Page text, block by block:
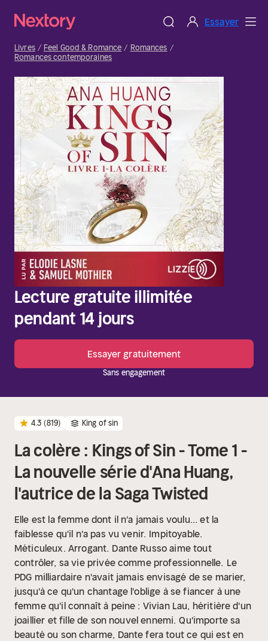
Essayer
Livres Feel Good & Romance
Romances
Romances contemporaines
Lecture gratuite illimitée
pendant 14 jours
Essayer gratuitement
Sans engagement
4.3 (819) King of sin
La colère : Kings of Sin - Tome 1 -
La nouvelle série d'Ana Huang,
l'autrice de la Saga Twisted
Elle est la femme dont il n'a jamais voulu... et la
faiblesse qu'il n'a pas vu venir. Impitoyable.
Méticuleux. Arrogant. Dante Russo aime tout
contrôler, sa vie privée comme professionnelle. Le
PDG milliardaire n'avait jamais envisagé de se marier,
jusqu'à ce qu'un chantage l'oblige à se fiancer à une
femme qu'il connaît à peine : Vivian Lau, héritière d'un
joaillier et fille de son nouvel ennemi. Qu'importe sa
beauté ou son charme, Dante fera tout ce qui est en